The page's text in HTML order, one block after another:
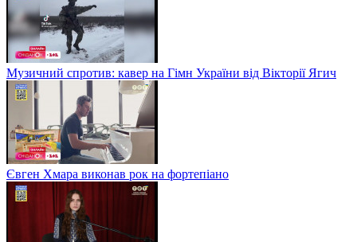
Музичний спротив: кавер на Гімн України від Вікторії Ягич
Євген Хмара виконав рок на фортепіано